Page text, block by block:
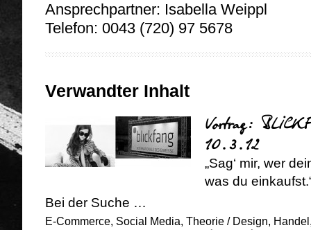
Ansprechpartner: Isabella Weippl
Telefon: 0043 (720) 97 5678
Verwandter Inhalt
Vortrag:
10.3.12
„Sag‘ mir, wer
was du
Bei der Suche …
E-Commerce, Social Media, Theorie / Design, Handel